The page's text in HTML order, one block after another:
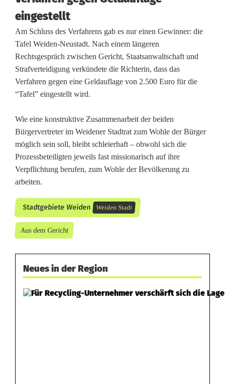
eingestellt
Am Schluss des Verfahrens gab es nur einen Gewinner: die
Tafel Weiden-Neustadt. Nach einem längeren
Rechtsgespräch zwischen Gericht, Staatsanwaltschaft und
Strafverteidigung verkündete die Richterin, dass das
Verfahren gegen eine Geldauflage von 2.500 Euro für die
“Tafel” eingestellt wird.
Wie eine konstruktive Zusammenarbeit der beiden
Bürgervertreter im Weidener Stadtrat zum Wohle der Bürger
möglich sein soll, bleibt schleierhaft – obwohl sich die
Prozessbeteiligten jeweils fast missionarisch auf ihre
Verpflichtung berufen, zum Wohle der Bevölkerung zu
arbeiten.
Stadtgebiete Weiden Weiden Stadt
Aus dem Gericht
Neues in der Region